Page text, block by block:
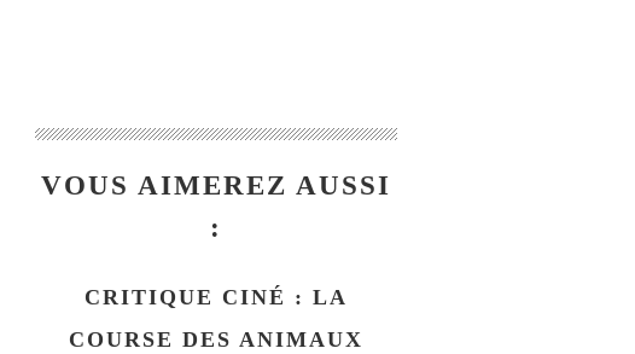
VOUS AIMEREZ AUSSI
:
CRITIQUE CINÉ : LA
COURSE DES ANIMAUX